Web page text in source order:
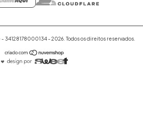
34128178000134 - 2026. Todos os direitos reservados.